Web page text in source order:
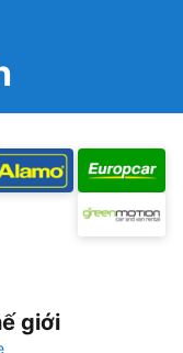
giới